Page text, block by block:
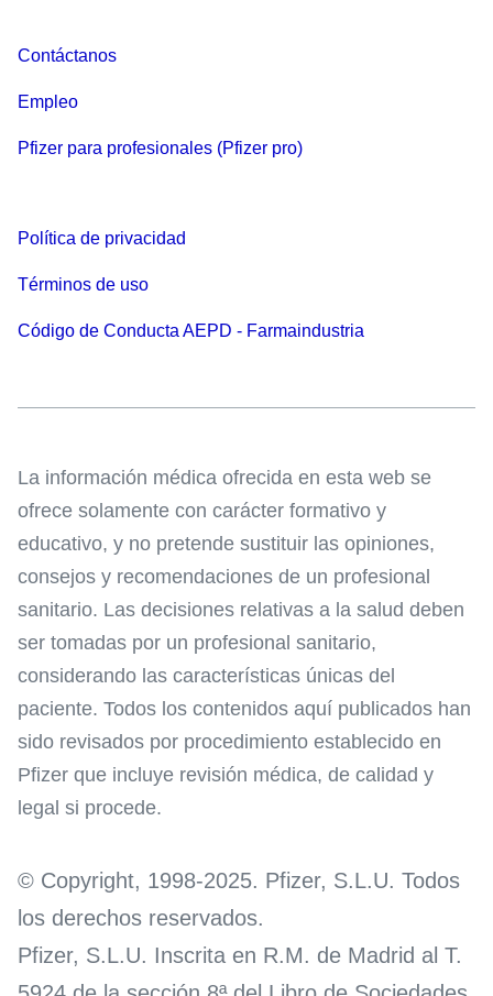
Contáctanos
Empleo
Pfizer para profesionales (Pfizer pro)
Política de privacidad
Términos de uso
Código de Conducta AEPD - Farmaindustria
La información médica ofrecida en esta web se
ofrece solamente con carácter formativo y
educativo, y no pretende sustituir las opiniones,
consejos y recomendaciones de un profesional
sanitario. Las decisiones relativas a la salud deben
ser tomadas por un profesional sanitario,
considerando las características únicas del
paciente. Todos los contenidos aquí publicados han
sido revisados por procedimiento establecido en
Pfizer que incluye revisión médica, de calidad y
legal si procede.
© Copyright, 1998-2025. Pfizer, S.L.U. Todos
los derechos reservados.
Pfizer, S.L.U. Inscrita en R.M. de Madrid al T.